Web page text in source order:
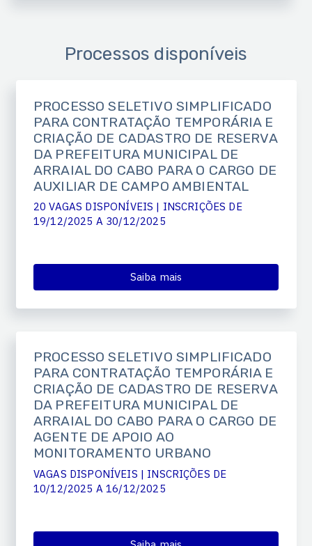
Processos disponíveis
PROCESSO SELETIVO SIMPLIFICADO
PARA CONTRATAÇÃO TEMPORÁRIA E
CRIAÇÃO DE CADASTRO DE RESERVA
DA PREFEITURA MUNICIPAL DE
ARRAIAL DO CABO PARA O CARGO DE
AUXILIAR DE CAMPO AMBIENTAL
20 VAGAS DISPONÍVEIS | INSCRIÇÕES DE
19/12/2025 A 30/12/2025
Saiba mais
PROCESSO SELETIVO SIMPLIFICADO
PARA CONTRATAÇÃO TEMPORÁRIA E
CRIAÇÃO DE CADASTRO DE RESERVA
DA PREFEITURA MUNICIPAL DE
ARRAIAL DO CABO PARA O CARGO DE
AGENTE DE APOIO AO
MONITORAMENTO URBANO
VAGAS DISPONÍVEIS | INSCRIÇÕES DE
10/12/2025 A 16/12/2025